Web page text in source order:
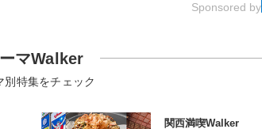
Sponsored by
マWalker
別特集をチェック
関西満喫Walker